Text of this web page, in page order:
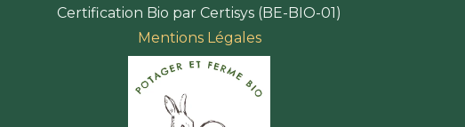
Certification Bio par Certisys (BE-BIO-01)
Mentions Légales​